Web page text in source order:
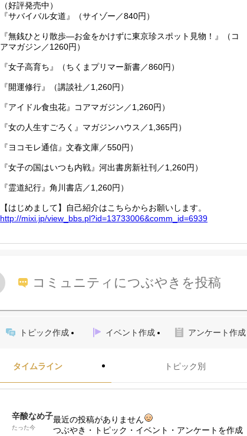
（好評発売中）
『サバイバル女道』（サイゾー／840円）
『無銭ひとり散歩―お金をかけずに東京珍スポット見物！』（コ
アマガジン／1260円）
『女子高育ち』（ちくまプリマー新書／860円）
『開運修行』（講談社／1,260円）
『アイドル食虫花』コアマガジン／1,260円）
『女の人生すごろく』マガジンハウス／1,365円）
『ヨコモレ通信』文春文庫／550円）
『女子の国はいつも内戦』河出書房新社刊／1,260円）
『霊道紀行』角川書店／1,260円）
【はじめまして】自己紹介はこちらからお願いします。
http://mixi.jp/view_bbs.pl?id=13733006&comm_id=6939
コミュニティにつぶやきを投稿
トピック作成 イベント作成 アンケート作成
タイムライン トピック別
辛酸なめ子
たった今
最近の投稿がありません
つぶやき・トピック・イベント・アンケートを作成